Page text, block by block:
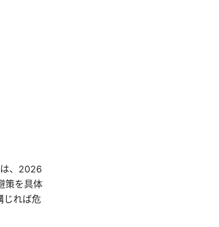
、2026
策を具体
じれば危